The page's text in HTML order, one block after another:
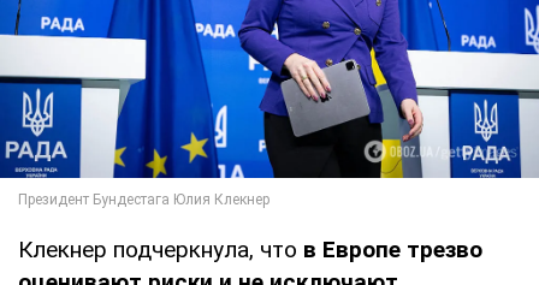
Клекнер подчеркнула, что в Европе трезво